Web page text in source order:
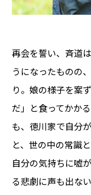
再会を誓い、斉道
うになったものの
り。娘の様子を案
だ」と食ってかか
も、徳川家で自分
と、世の中の常識
自分の気持ちに嘘
る悲劇に声も出な